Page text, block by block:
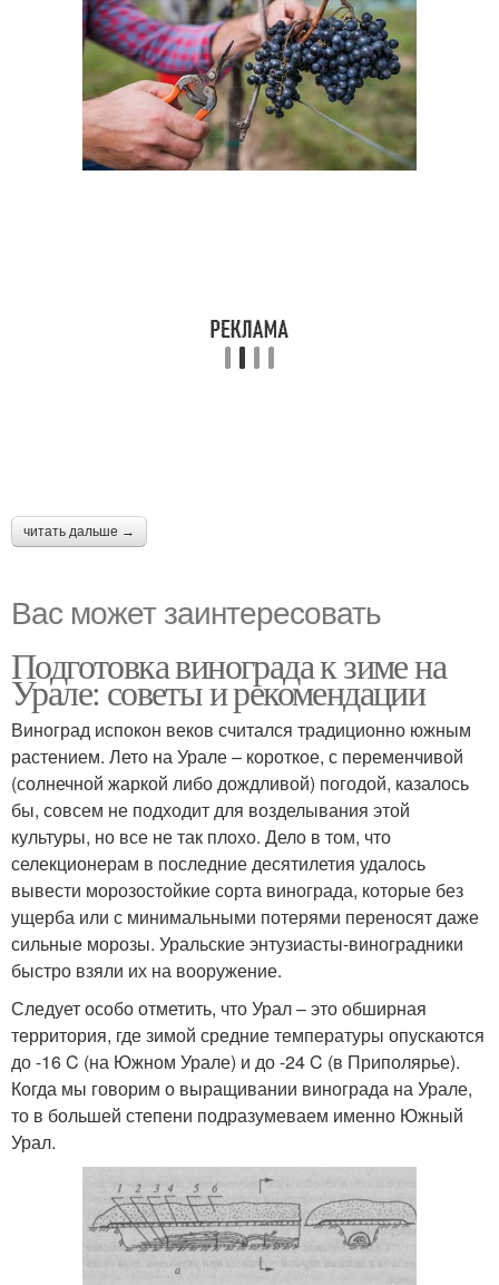
читать дальше →
Вас может заинтересовать
Подготовка винограда к зиме на
Урале: советы и рекомендации
Виноград испокон веков считался традиционно южным
растением. Лето на Урале – короткое, с переменчивой
(солнечной жаркой либо дождливой) погодой, казалось
бы, совсем не подходит для возделывания этой
культуры, но все не так плохо. Дело в том, что
селекционерам в последние десятилетия удалось
вывести морозостойкие сорта винограда, которые без
ущерба или с минимальными потерями переносят даже
сильные морозы. Уральские энтузиасты-виноградники
быстро взяли их на вооружение.
Следует особо отметить, что Урал – это обширная
территория, где зимой средние температуры опускаются
до -16 C (на Южном Урале) и до -24 C (в Приполярье).
Когда мы говорим о выращивании винограда на Урале,
то в большей степени подразумеваем именно Южный
Урал.